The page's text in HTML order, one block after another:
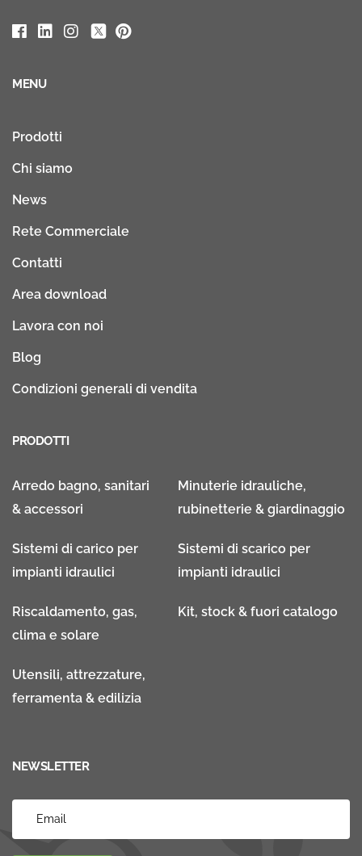
MENU
Prodotti
Chi siamo
News
Rete Commerciale
Contatti
Area download
Lavora con noi
Blog
Condizioni generali di vendita
PRODOTTI
Arredo bagno, sanitari
& accessori
Minuterie idrauliche,
rubinetterie & giardinaggio
Sistemi di carico per
impianti idraulici
Sistemi di scarico per
impianti idraulici
Riscaldamento, gas,
clima e solare
Kit, stock & fuori catalogo
Utensili, attrezzature,
ferramenta & edilizia
NEWSLETTER